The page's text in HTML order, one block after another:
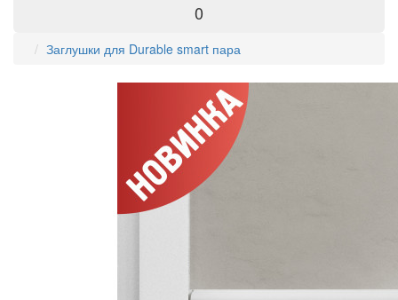
0
Заглушки для Durable smart пара